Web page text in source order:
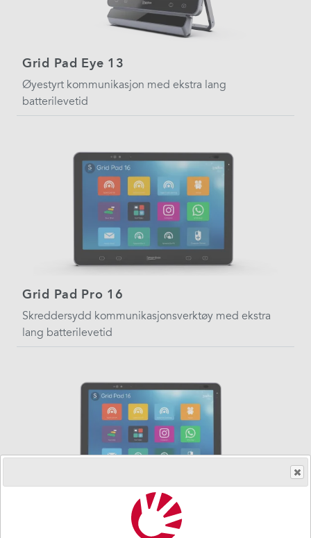
Grid Pad Eye 13
Øyestyrt kommunikasjon med ekstra lang
batterilevetid
Grid Pad Pro 16
Skreddersydd kommunikasjonsverktøy med ekstra
lang batterilevetid